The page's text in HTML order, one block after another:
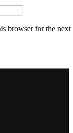
browser for the next